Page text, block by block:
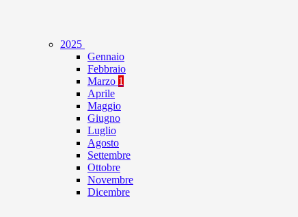
2025
Gennaio
Febbraio
Marzo 1
Aprile
Maggio
Giugno
Luglio
Agosto
Settembre
Ottobre
Novembre
Dicembre